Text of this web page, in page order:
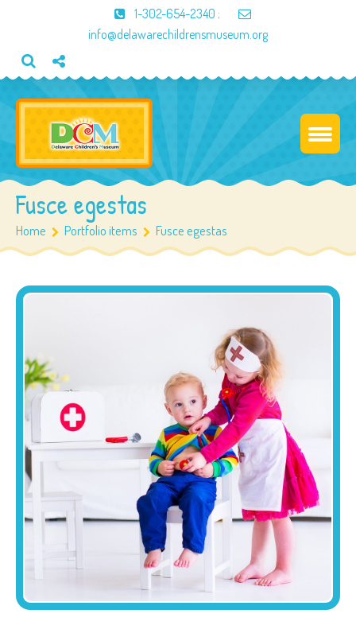
1-302-654-2340 ;
info@delawarechildrensmuseum.org
Fusce egestas
Home Portfolio items Fusce egestas